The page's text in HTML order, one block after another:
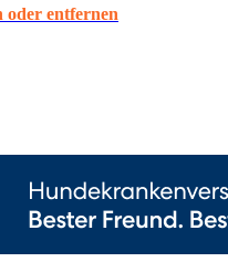
oder entfernen